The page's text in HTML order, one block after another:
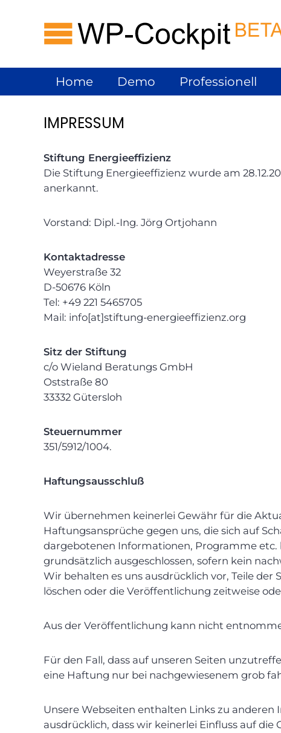
springen
wp-cockpit
Home Demo Professionell
IMPRESSUM
Stiftung Energieeffizienz
Die Stiftung Energieeffizienz wurde am
anerkannt.
Vorstand: Dipl.-Ing. Jörg Ortjohann
Kontaktadresse
Weyerstraße 32
D-50676 Köln
Tel: +49 221 5465705
Mail: info[at]stiftung-energieeffizienz.org
Sitz der Stiftung
c/o Wieland Beratungs GmbH
Oststraße 80
33332 Gütersloh
Steuernummer
351/5912/1004.
Haftungsausschluß
Wir übernehmen keinerlei Gewähr für die
Haftungsansprüche gegen uns, die sich auf
dargebotenen Informationen, Programme
grundsätzlich ausgeschlossen, sofern kein
Wir behalten es uns ausdrücklich vor, Teile
löschen oder die Veröffentlichung zeitweise
Aus der Veröffentlichung kann nicht
Für den Fall, dass auf unseren Seiten
eine Haftung nur bei nachgewiesenem grob
Unsere Webseiten enthalten Links zu
ausdrücklich, dass wir keinerlei Einfluss auf